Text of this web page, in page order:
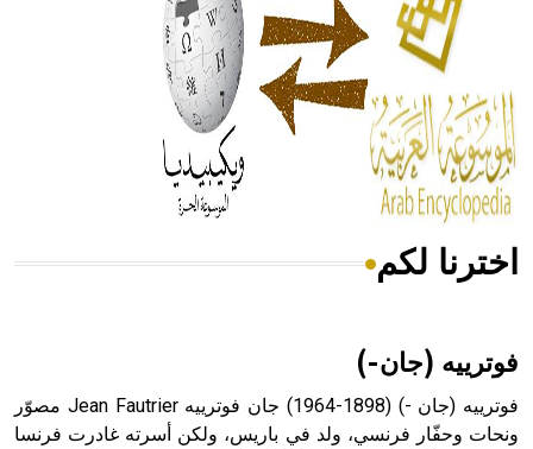
- هل تعلم أن المرجان إفراز حيواني يتكون في البحر ويتركب
من مادة كربونات الكلسيوم، وهو أحمر أو شديد الحمرة وهو
أجود أنواعه، ويمتاز بكبر الحجم ويسمى الش
هل تعلم أن الأبسيد كلمة فرنسية اللفظ تم اعتمادها مصطلحاً
اخترنا لكم
فوترييه (جان-)
فوترييه (جان -) (1898-1964) جان فوترييه Jean Fautrier مصوّر
ونحات وحفّار فرنسي، ولد في باريس، ولكن أسرته غادرت فرنسا